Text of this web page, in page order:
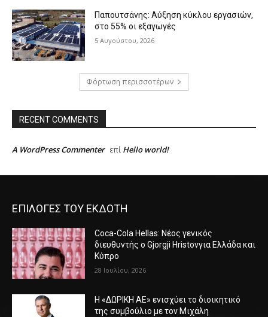
Παπουτσάνης: Αύξηση κύκλου εργασιών,
στο 55% οι εξαγωγές
5 Αυγούστου, 2026
Φόρτωση περισσοτέρων
RECENT COMMENTS
A WordPress Commenter επί Hello world!
ΕΠΙΛΟΓΕΣ ΤΟΥ ΕΚΔΟΤΗ
Coca-Cola Hellas: Νέος γενικός
διευθυντής ο Gjorgji Hristovγια Ελλάδα και
Κύπρο
28 Ιουλίου, 2026
Η «ΔΩΡΙΚΗ ΑΕ» ενισχύει το διοικητικό
της συμβούλιο με τον Μιχάλη